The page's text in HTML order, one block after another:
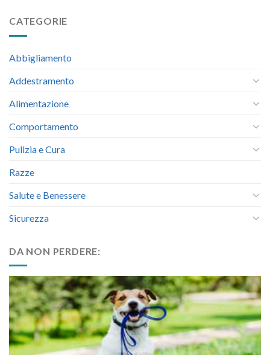
CATEGORIE
Abbigliamento
Addestramento
Alimentazione
Comportamento
Pulizia e Cura
Razze
Salute e Benessere
Sicurezza
DA NON PERDERE: